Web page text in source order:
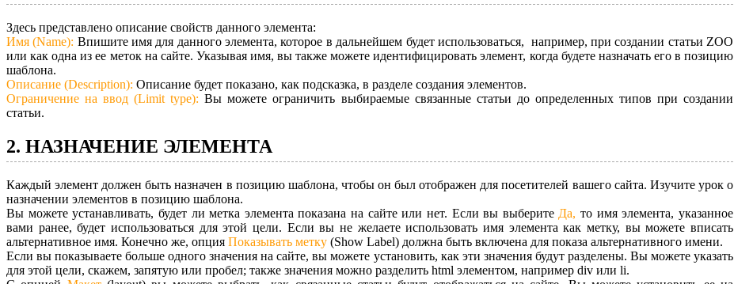
Здесь представлено описание свойств данного элемента:
Имя (Name): Впишите имя для данного элемента, которое в дальнейшем будет использоваться, например, при создании статьи ZOO
или как одна из ее меток на сайте. Указывая имя, вы также можете идентифицировать элемент, когда будете назначать его в позицию
шаблона.
Описание (Description): Описание будет показано, как подсказка, в разделе создания элементов.
Ограничение на ввод (Limit type):Вы можете ограничить выбираемые связанные статьи до определенных типов при создании
статьи.
2. НАЗНАЧЕНИЕ ЭЛЕМЕНТА
Каждый элемент должен быть назначен в позицию шаблона, чтобы он был отображен для посетителей вашего сайта. Изучите урок о
назначении элементов в позицию шаблона.
Вы можете устанавливать, будет ли метка элемента показана на сайте или нет. Если вы выберите Да,то имя элемента, указанное
вами ранее, будет использоваться для этой цели. Если вы не желаете использовать имя элемента как метку, вы можете вписать
альтернативное имя. Конечно же, опция Показывать метку (Show Label) должна быть включена для показа альтернативного имени.
Если вы показываете больше одного значения на сайте, вы можете установить, как эти значения будут разделены. Вы можете указать
для этой цели, скажем, запятую или пробел; также значения можно разделить html элементом, например div или li.